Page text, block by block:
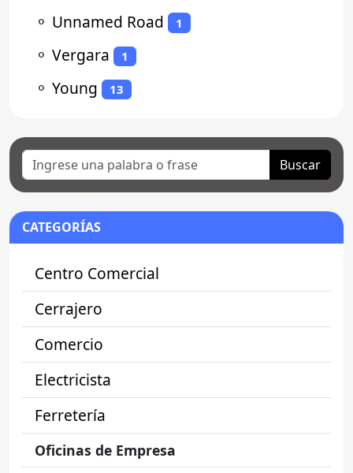
⚬ Unnamed Road 1
⚬ Vergara 1
⚬ Young 13
Buscar
CATEGORÍAS
Centro Comercial
Cerrajero
Comercio
Electricista
Ferretería
Oficinas de Empresa